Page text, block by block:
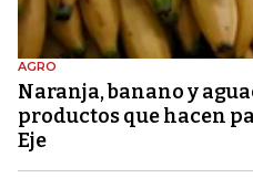
AGRO
Naranja, banano y
productos que hacen
Eje